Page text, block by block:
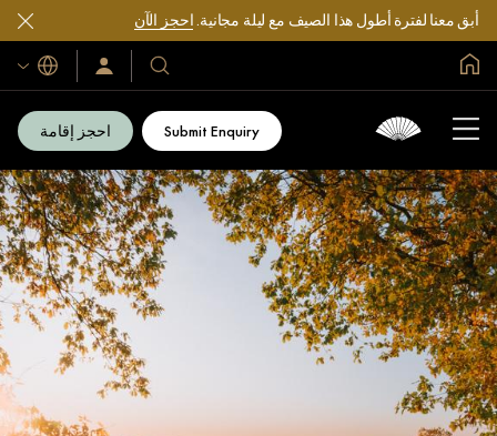
أبق معنا لفترة أطول هذا الصيف مع ليلة مجانية.احجز الآن
فنادقنا
ومنتجعاتنا
سجّل
الدخول/
اللغات
Submit Enquiry احجز إقامة